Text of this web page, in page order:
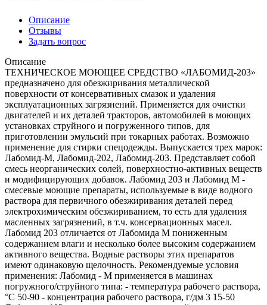
Описание
Отзывы
Задать вопрос
Описание
ТЕХНИЧЕСКОЕ МОЮЩЕЕ СРЕДСТВО «ЛАБОМИД-203»
предназначено для обезжиривания металлической
поверхности от консервативных смазок и удаления
эксплуатационных загрязнений. Применяется для очистки
двигателей и их деталей тракторов, автомобилей в моющих
установках струйного и погруженного типов, для
приготовлении эмульсий при токарных работах. Возможно
применение для стирки спецодежды. Выпускается трех марок:
Лабомид-М, Лабомид-202, Лабомид-203. Представляет собой
смесь неорганических солей, поверхностно-активных веществ
и модифицирующих добавок. Лабомид 203 и Лабомид М -
смесевые моющие препараты, используемые в виде водного
раствора для первичного обезжиривания деталей перед
электрохимическим обезжириванием, то есть для удаления
масленных загрязнений, в т.ч. консервационных масел.
Лабомид 203 отличается от Лабомида М пониженным
содержанием влаги и несколько более высоким содержанием
активного вещества. Водные растворы этих препаратов
имеют одинаковую щелочность. Рекомендуемые условия
применения: Лабомид - М применяется в машинах
погружного/струйного типа: - температура рабочего раствора,
°С 50-90 - концентрация рабочего раствора, г/дм 3 15-50